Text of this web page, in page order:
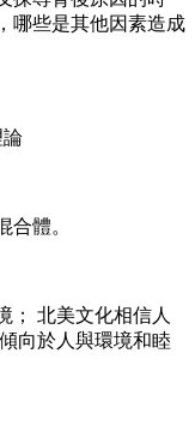
哪些是其他因素造成
論
合體。
；
北美文化相信人
向於人與環境和睦